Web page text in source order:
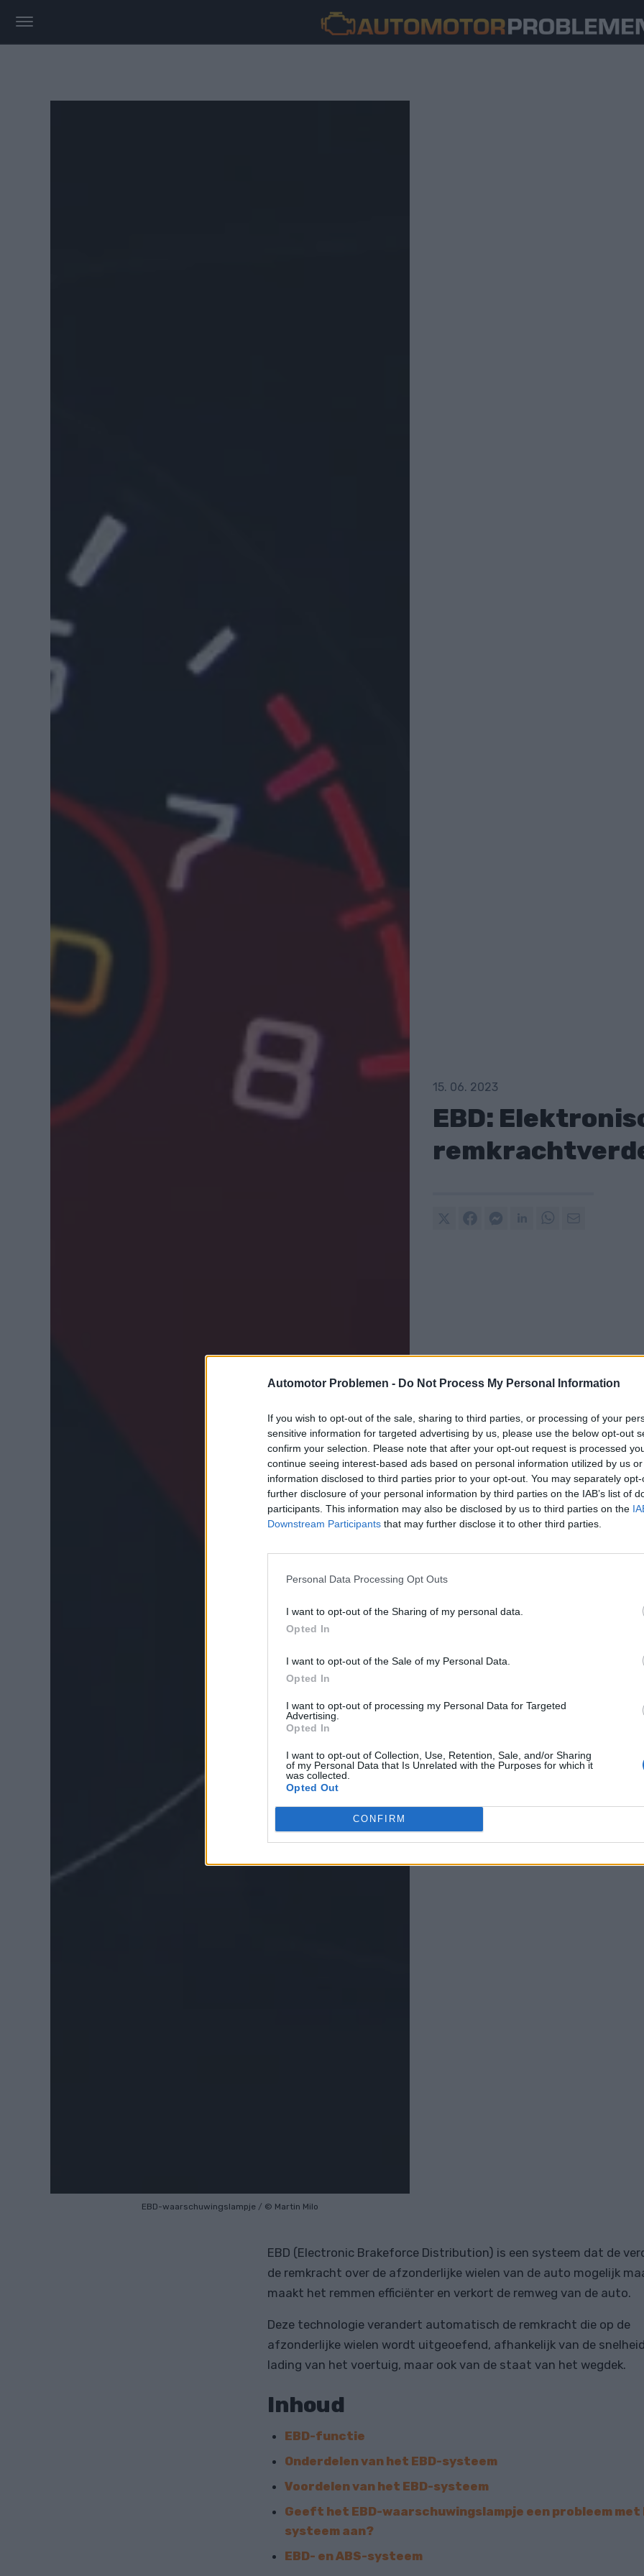
Automotor Problemen - Do Not Process My Personal Information
If you wish to opt-out of the sale, sharing to third parties, or processing of your
sensitive information for targeted advertising by us, please use the below opt-out
confirm your selection. Please note that after your opt-out request is processed
continue seeing interest-based ads based on personal information utilized by us
information disclosed to third parties prior to your opt-out. You may separately
further disclosure of your personal information by third parties on the IAB’s list of
participants. This information may also be disclosed by us to third parties on the
Downstream Participants that may further disclose it to other third parties.
Personal Data Processing Opt Outs
I want to opt-out of the Sharing of my personal data.
Opted In
I want to opt-out of the Sale of my Personal Data.
Opted In
I want to opt-out of processing my Personal Data for Targeted
Advertising.
Opted In
I want to opt-out of Collection, Use, Retention, Sale, and/or Sharing
of my Personal Data that Is Unrelated with the Purposes for which it
was collected.
Opted Out
CONFIRM
15. 06. 2023
EBD:
EBD-waarschuwingslampje / © Martin Milo
EBD (Electronic Brakeforce Distribution) is een systeem dat de
de remkracht over de afzonderlijke wielen van de auto mogelijk
maakt het remmen efficiënter en verkort de remweg van de auto.
Deze technologie verandert automatisch de remkracht die op de
afzonderlijke wielen wordt uitgeoefend, afhankelijk van de
lading van het voertuig, maar ook van de staat van het wegdek.
Inhoud
EBD-functie
Onderdelen van het EBD-systeem
Voordelen van het EBD-systeem
Geeft het EBD-waarschuwingslampje een probleem met
systeem aan?
EBD- en ABS-systeem